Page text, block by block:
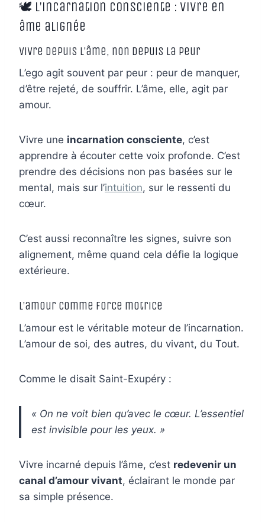
🕊 L’incarnation consciente : vivre en
âme alignée
Vivre depuis l’âme, non depuis la peur
L’ego agit souvent par peur : peur de manquer,
d’être rejeté, de souffrir. L’âme, elle, agit par
amour.
Vivre une incarnation consciente, c’est
apprendre à écouter cette voix profonde. C’est
prendre des décisions non pas basées sur le
mental, mais sur l’intuition, sur le ressenti du
cœur.
C’est aussi reconnaître les signes, suivre son
alignement, même quand cela défie la logique
extérieure.
L’amour comme force motrice
L’amour est le véritable moteur de l’incarnation.
L’amour de soi, des autres, du vivant, du Tout.
Comme le disait Saint-Exupéry :
« On ne voit bien qu’avec le cœur. L’essentiel
est invisible pour les yeux. »
Vivre incarné depuis l’âme, c’est redevenir un
canal d’amour vivant, éclairant le monde par
sa simple présence.